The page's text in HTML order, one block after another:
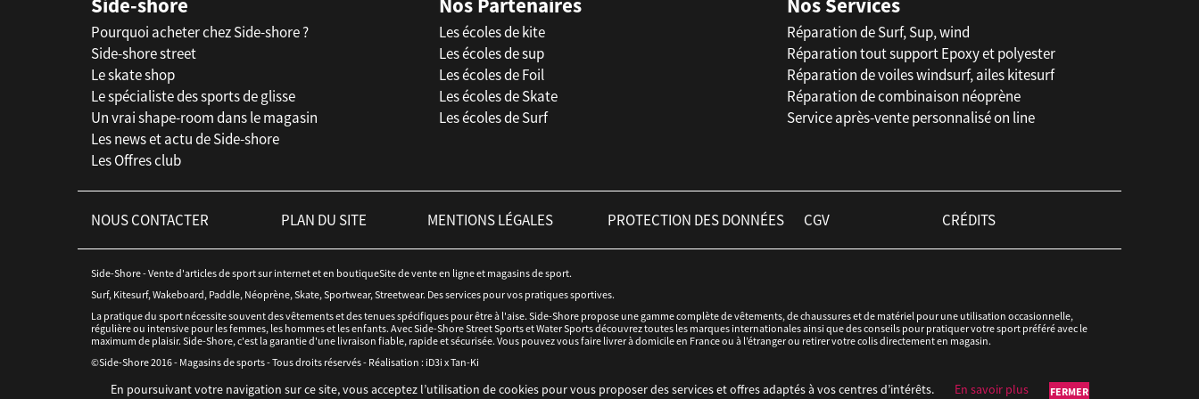
Pourquoi acheter chez Side-shore ?
Side-shore street
Le skate shop
Le spécialiste des sports de glisse
Un vrai shape-room dans le magasin
Les news et actu de Side-shore
Les Offres club
Les écoles de kite
Les écoles de sup
Les écoles de Foil
Les écoles de Skate
Les écoles de Surf
Réparation de Surf, Sup, wind
Réparation tout support Epoxy et polyester
Réparation de voiles windsurf, ailes kitesurf
Réparation de combinaison néoprène
Service après-vente personnalisé on line
NOUS CONTACTER PLAN DU SITE MENTIONS LÉGALES PROTECTION DES DONNÉES CGV CRÉDITS
Side-Shore - Vente d'articles de sport sur internet et en boutiqueSite de vente en ligne et magasins de sport.
Surf, Kitesurf, Wakeboard, Paddle, Néoprène, Skate, Sportwear, Streetwear. Des services pour vos pratiques sportives.
La pratique du sport nécessite souvent des vêtements et des tenues spécifiques pour être à l'aise. Side-Shore propose une gamme complète de vêtements, de chaussures et de matériel pour une utilisation occasionnelle,
régulière ou intensive pour les femmes, les hommes et les enfants. Avec Side-Shore Street Sports et Water Sports découvrez toutes les marques internationales ainsi que des conseils pour pratiquer votre sport préféré avec le
maximum de plaisir. Side-Shore, c'est la garantie d'une livraison fiable, rapide et sécurisée. Vous pouvez vous faire livrer à domicile en France ou à l’étranger ou retirer votre colis directement en magasin.
©Side-Shore 2016 - Magasins de sports - Tous droits réservés - Réalisation : iD3i xTan-Ki
En poursuivant votre navigation sur ce site, vous acceptez l’utilisation de cookies pour vous proposer des services et offres adaptés à vos centres d’intérêts. En savoir plus FERMER